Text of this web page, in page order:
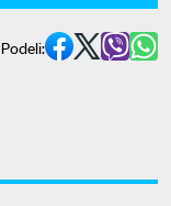
Podeli: